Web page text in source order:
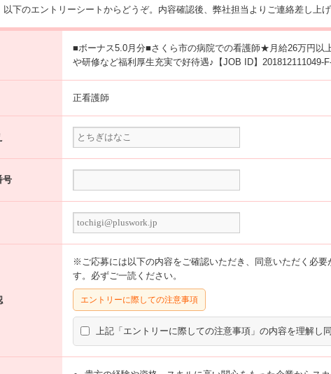
下のエントリーシートからどうぞ。内容確認後、弊社担当よりご連絡差し上げ
■ボーナス5.0月分■さくら市の病院での看護師★月給26万円以
や研修など福利厚生充実で好待遇♪【JOB ID】201812111049-
正看護師
号
※ご応募には以下の内容をご確認いただき、同意いただく必要
す。必ずご一読ください。
エントリーに際しての注意事項
上記「エントリーに際しての注意事項」の内容を理解し